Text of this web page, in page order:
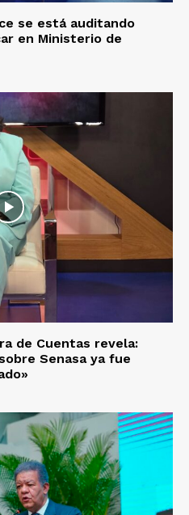
se está auditando
en Ministerio de
de Cuentas revela:
Senasa ya fue